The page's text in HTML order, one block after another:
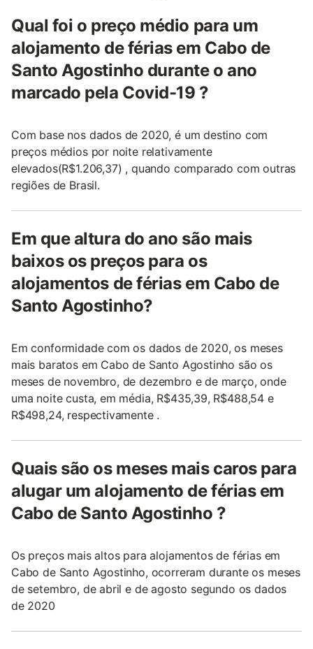
Qual foi o preço médio para um
alojamento de férias em Cabo de
Santo Agostinho durante o ano
marcado pela Covid-19 ?
Com base nos dados de 2020, é um destino com
preços médios por noite relativamente
elevados(R$1.206,37) , quando comparado com outras
regiões de Brasil.
Em que altura do ano são mais
baixos os preços para os
alojamentos de férias em Cabo de
Santo Agostinho?
Em conformidade com os dados de 2020, os meses
mais baratos em Cabo de Santo Agostinho são os
meses de novembro, de dezembro e de março, onde
uma noite custa, em média, R$435,39, R$488,54 e
R$498,24, respectivamente .
Quais são os meses mais caros para
alugar um alojamento de férias em
Cabo de Santo Agostinho ?
Os preços mais altos para alojamentos de férias em
Cabo de Santo Agostinho, ocorreram durante os meses
de setembro, de abril e de agosto segundo os dados
de 2020